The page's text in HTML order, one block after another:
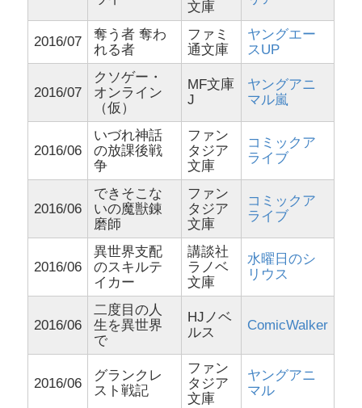
文庫
2016/07
奪う者 奪わ
れる者
ファミ
通文庫
ヤングエー
スUP
2016/07
クソゲー・
オンライン
（仮）
MF文庫
J
ヤングアニ
マル嵐
2016/06
いづれ神話
の放課後戦
争
ファン
タジア
文庫
コミックア
ライブ
2016/06
できそこな
いの魔獣錬
磨師
ファン
タジア
文庫
コミックア
ライブ
2016/06
異世界支配
のスキルテ
イカー
講談社
ラノベ
文庫
水曜日のシ
リウス
2016/06
二度目の人
生を異世界
で
HJノベ
ルス
ComicWalker
2016/06
グランクレ
スト戦記
ファン
タジア
文庫
ヤングアニ
マル